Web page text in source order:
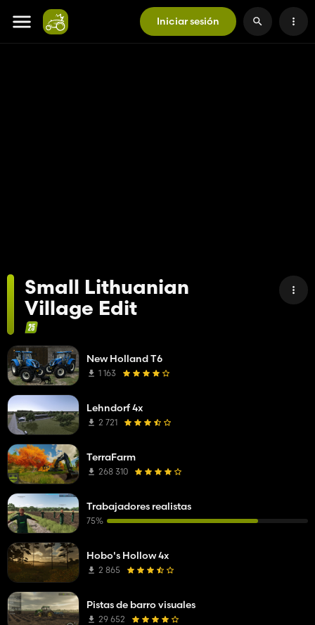
Iniciar sesión
Small Lithuanian
Village Edit
New Holland T6
1 163
Lehndorf 4x
2 721
TerraFarm
268 310
Trabajadores realistas
75%
Hobo's Hollow 4x
2 865
Pistas de barro visuales
29 652